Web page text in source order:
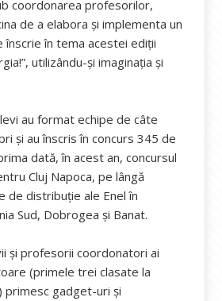
coordonarea profesorilor,
de a elabora și implementa un
înscrie în tema acestei ediții
utilizându-și imaginația și
au format echipe de câte
și au înscris în concurs 345 de
dată, în acest an, concursul
Cluj Napoca, pe lângă
de distribuție ale Enel în
Sud, Dobrogea şi Banat.
și profesorii coordonatori ai
(primele trei clasate la
primesc gadget-uri și